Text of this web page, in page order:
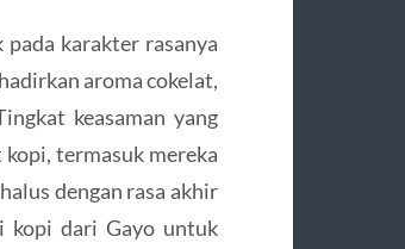
karakter rasanya
aroma cokelat,
keasaman yang
termasuk mereka
dengan rasa akhir
kopi dari Gayo untuk